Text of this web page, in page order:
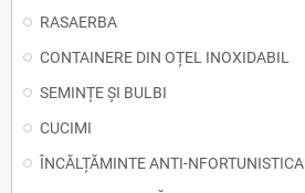
RASAERBA
CONTAINERE DIN OȚEL INOXIDABIL
SEMINȚE ȘI BULBI
CUCIMI
ÎNCĂLȚĂMINTE ANTI-NFORTUNISTICA